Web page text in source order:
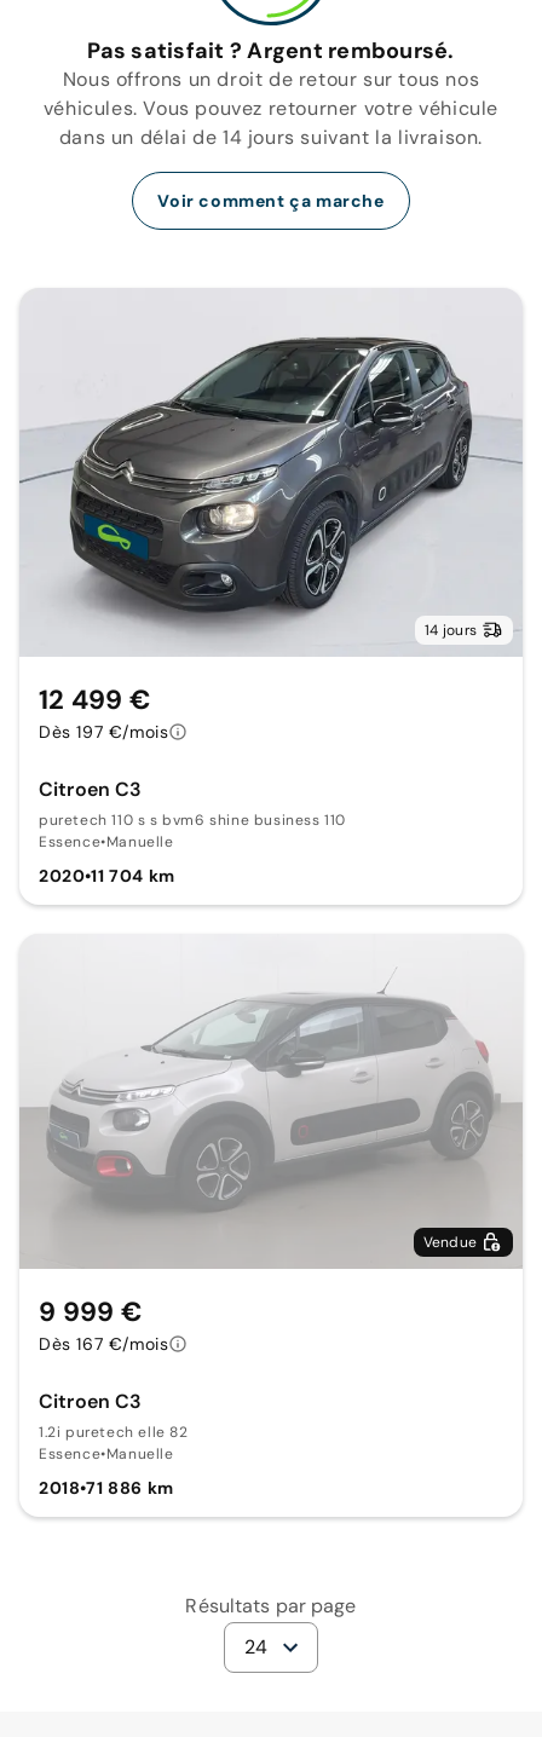
Pas satisfait ? Argent remboursé.
Nous offrons un droit de retour sur tous nos
véhicules. Vous pouvez retourner votre véhicule
dans un délai de 14 jours suivant la livraison.
Voir comment ça marche
14 jours
Citroen C3
puretech 110 s s bvm6 shine business 110
Essence•Manuelle
2020•11 704 km
12 499 €
Dès 197 €/mois
Vendue
Citroen C3
1.2i puretech elle 82
Essence•Manuelle
2018•71 886 km
9 999 €
Dès 167 €/mois
Résultats par page
24